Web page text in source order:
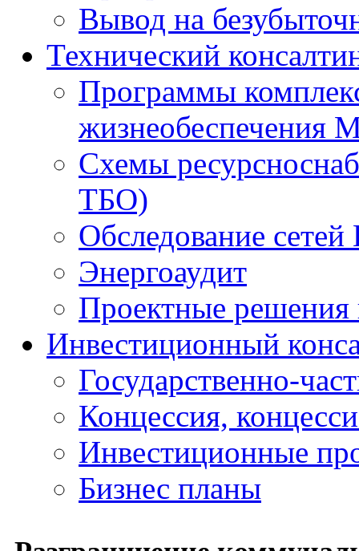
Вывод на
Технический
Программы
жизнеобеспечения
Схемы
ТБО)
Обследование
Энергоаудит
Проектные решения
Инвестиционный
Государственно-
Концессия,
Инвестиционные
Бизнес планы